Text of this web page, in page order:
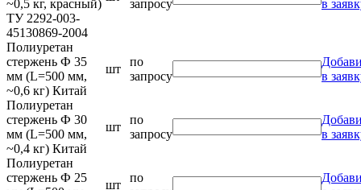
~0,5 кг, красный)
ТУ 2292-003-
45130869-2004
запросу
в
Полиуретан
стержень Ф 35
мм (L=500 мм,
~0,6 кг) Китай
шт
по
запросу
в
Полиуретан
стержень Ф 30
мм (L=500 мм,
~0,4 кг) Китай
шт
по
запросу
в
Полиуретан
стержень Ф 25
шт
по